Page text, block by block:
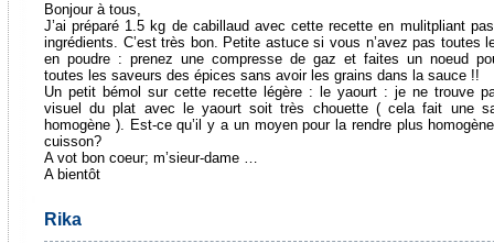
Bonjour à tous,
J’ai préparé 1.5 kg de cabillaud avec cette recette en mulitpliant
ingrédients. C’est très bon. Petite astuce si vous n’avez pas toutes
en poudre : prenez une compresse de gaz et faites un noeud
toutes les saveurs des épices sans avoir les grains dans la sauce !!
Un petit bémol sur cette recette légère : le yaourt : je ne trouve
visuel du plat avec le yaourt soit très chouette ( cela fait une
homogène ). Est-ce qu’il y a un moyen pour la rendre plus
cuisson?
A vot bon coeur; m’sieur-dame …
A bientôt
Rika